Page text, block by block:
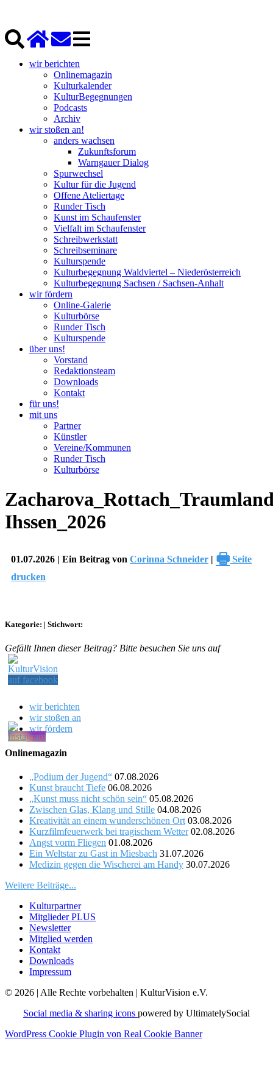
wir berichten
Onlinemagazin
Kulturkalender
KulturBegegnungen
Podcasts
Archiv
wir stoßen an!
anders wachsen
Zukunftsforum
Warngauer Dialog
Spurwechsel
Kultur für die Jugend
Offene Ateliertage
Runder Tisch
Kunst im Schaufenster
Vielfalt im Schaufenster
Schreibwerkstatt
Schreibseminare
Kulturspende
Kulturbegegnung Waldviertel – Niederösterreich
Kulturbegegnung Sachsen / Sachsen-Anhalt
wir fördern
Online-Galerie
Kulturbörse
Runder Tisch
Kulturspende
über uns!
Vorstand
Redaktionsteam
Downloads
Kontakt
für uns!
mit uns
Partner
Künstler
Vereine/Kommunen
Runder Tisch
Kulturbörse
Ihssen_2026
01.07.2026 | Ein Beitrag von Corinna Schneider | 🖶 Seite
drucken
Kategorie: | Stichwort:
Gefällt Ihnen dieser Beitrag? Bitte besuchen Sie uns auf
wir berichten
wir stoßen an
wir fördern
Onlinemagazin
„Podium der Jugend“ 07.08.2026
Kunst braucht Tiefe 06.08.2026
„Kunst muss nicht schön sein“ 05.08.2026
Zwischen Glas, Klang und Stille 04.08.2026
Kreativität an einem wunderschönen Ort 03.08.2026
Kurzfilmfeuerwerk bei tragischem Wetter 02.08.2026
Angst vorm Fliegen 01.08.2026
Ein Weltstar zu Gast in Miesbach 31.07.2026
Medizin gegen die Wischerei am Handy 30.07.2026
Weitere Beiträge...
Kulturpartner
Mitglieder PLUS
Newsletter
Mitglied werden
Kontakt
Downloads
Impressum
© 2026 | Alle Rechte vorbehalten | KulturVision e.V.
Social media & sharing icons powered by UltimatelySocial
WordPress Cookie Plugin von Real Cookie Banner